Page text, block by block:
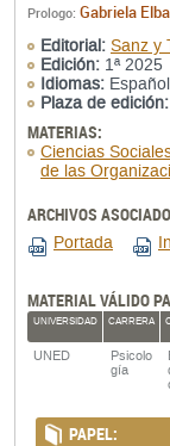
Prologo: Gabriela
Editorial: Sanz y
Edición: 1ª 2025
Idiomas:
Plaza de edición:
MATERIAS:
Ciencias
de las
ARCHIVOS
Portada
MATERIAL VÁLIDO
UNIVERSIDAD CARRERA
UNED
Psicolo
gía
PAPEL: